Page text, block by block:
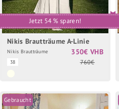
Jetzt 54 % sparen!
Nikis Brautträume A-Linie
Nikis Brautträume
38
350€ VHB
760€
Gebraucht